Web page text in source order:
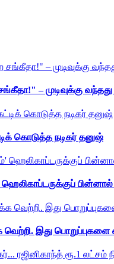
– முடிவுக்கு
கொடுத்த நடிகர் தனுஷ்
வெற்றி. இது